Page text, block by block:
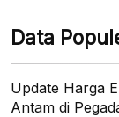
Data
Update Harga
Antam di